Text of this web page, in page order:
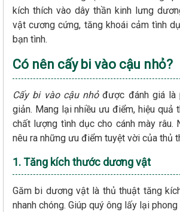
kích thích vào dây thần kinh lưng
vật cương cứng, tăng khoái cảm tình
bạn tình.
Có nên cấy bi vào cậu nhỏ?
Cấy bi vào cậu nhỏđược đánh giá là
giản. Mang lại nhiều ưu điểm, hiệu quả
chất lượng tình dục cho cánh mày râu.
nêu ra những ưu điểm tuyệt vời của thủ
1. Tăng kích thước dương vật
Găm bi dương vật là thủ thuật tăng
nhanh chóng. Giúp quý ông lấy lại